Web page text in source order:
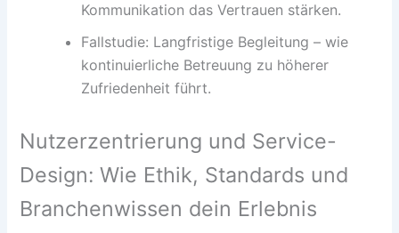
Kommunikation das Vertrauen stärken.
Fallstudie: Langfristige Begleitung – wie
kontinuierliche Betreuung zu höherer
Zufriedenheit führt.
Nutzerzentrierung und Service-
Design: Wie Ethik, Standards und
Branchenwissen dein Erlebnis